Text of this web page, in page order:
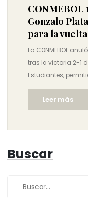
CONMEBOL
Gonzalo
para la
La CONMEBOL
tras la victoria 2-1
Estudiantes,
jugar la vuelta. La
agresiva
polémica por la
Flamengo.
Leer más
Buscar